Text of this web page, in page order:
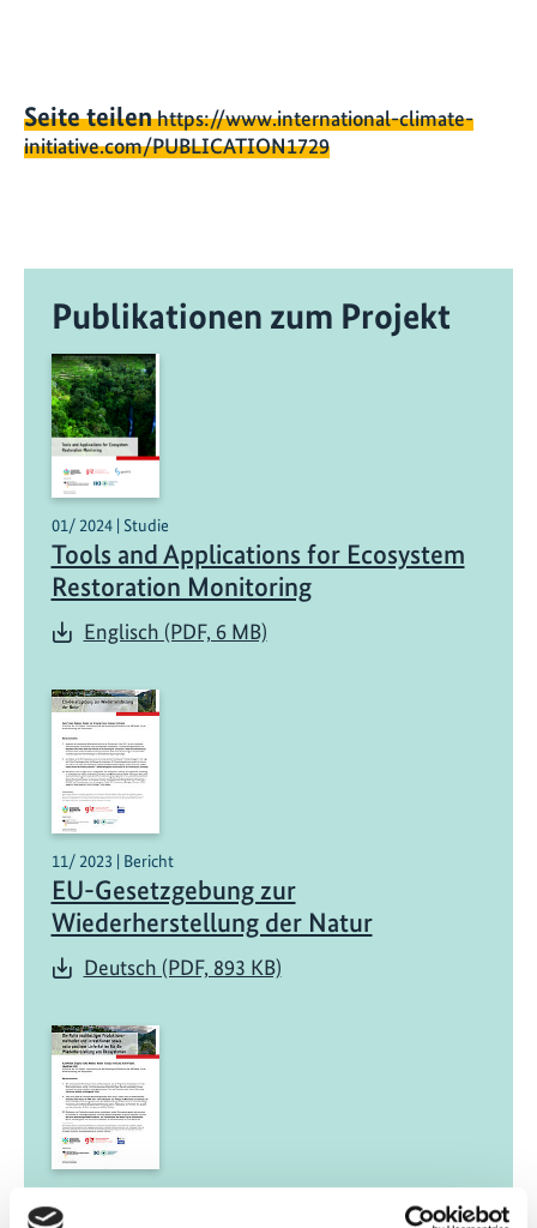
Seite teilenhttps://www.international-climate-
initiative.com/PUBLICATION1729
Publikationen zum Projekt
01/ 2024 | Studie
Tools and Applications for Ecosystem
Restoration Monitoring
Englisch (PDF, 6 MB)
11/ 2023 | Bericht
EU-Gesetzgebung zur
Wiederherstellung der Natur
Deutsch (PDF, 893 KB)